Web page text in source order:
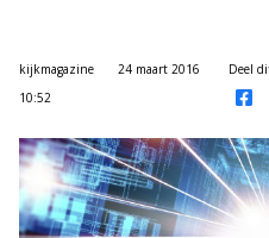
kijkmagazine
24 maart 2016
10:52
Deel